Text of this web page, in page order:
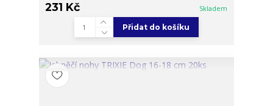
231 Kč Skladem
Přidat do košíku